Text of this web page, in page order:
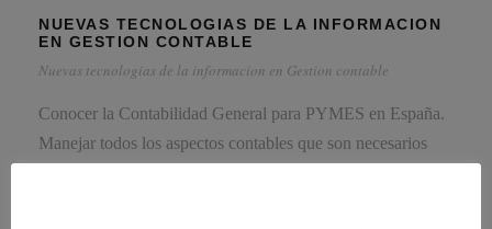
NUEVAS TECNOLOGIAS DE LA INFORMACION
EN GESTION CONTABLE
Nuevas tecnologias de la informacion en Gestion contable
Conocer la Contabilidad General para PYMES en España.
Manejar todos los aspectos contables que son necesarios